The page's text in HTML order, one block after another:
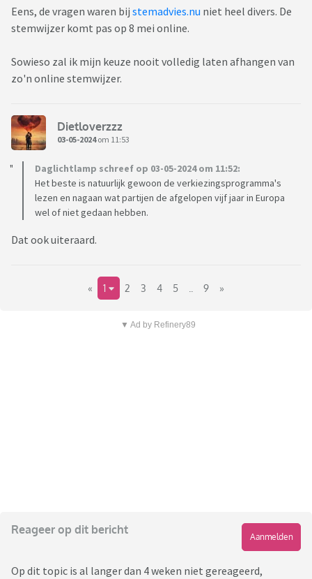
Eens, de vragen waren bij stemadvies.nu niet heel divers. De
stemwijzer komt pas op 8 mei online.
Sowieso zal ik mijn keuze nooit volledig laten afhangen van
zo'n online stemwijzer.
Dietloverzzz
03-05-2024om 11:53
Daglichtlamp schreef op 03-05-2024 om 11:52:
Het beste is natuurlijk gewoon de verkiezingsprogramma's
lezen en nagaan wat partijen de afgelopen vijf jaar in Europa
wel of niet gedaan hebben.
Dat ook uiteraard.
« 1 2 3 4 5 9 »
▼ Ad by Refinery89
Reageer op dit bericht
Aanmelden
Op dit topic is al langer dan 4 weken niet gereageerd,